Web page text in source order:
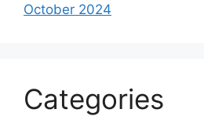
October 2024
Categories